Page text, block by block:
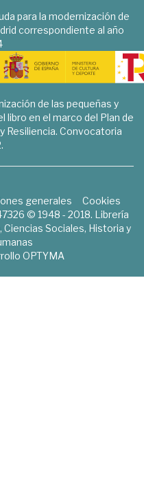
para la modernización de
correspondiente al año
de las pequeñas y
en el marco del Plan de
Resiliencia. Convocatoria
generales
Cookies
© 1948 - 2018. Librería
Sociales, Historia y
OPTYMA